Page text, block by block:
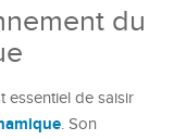
du
essentiel de saisir
. Son